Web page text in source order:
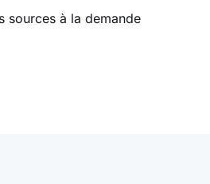
sources à la demande